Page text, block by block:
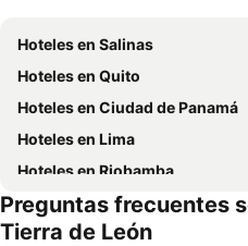
Hoteles en Salinas
Hoteles en Quito
Hoteles en Ciudad de Panamá
Hoteles en Lima
Hoteles en Riobamba
Hoteles en Puerto López
Hoteles en Miami
Preguntas frecuentes
Tierra de León